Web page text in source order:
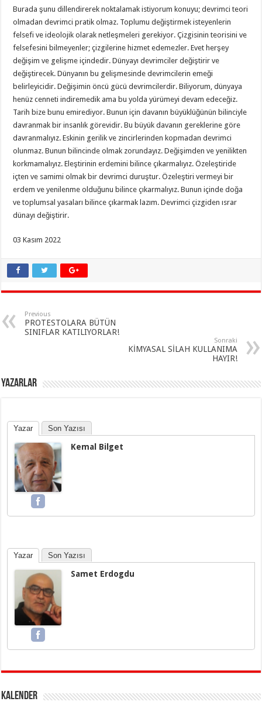
Burada şunu dillendirerek noktalamak istiyorum konuyu; devrimci teori
olmadan devrimci pratik olmaz. Toplumu değiştirmek isteyenlerin
felsefi ve ideolojik olarak netleşmeleri gerekiyor. Çizgisinin teorisini ve
felsefesini bilmeyenler; çizgilerine hizmet edemezler. Evet herşey
değişim ve gelişme içindedir. Dünyayı devrimciler değiştirir ve
değiştirecek. Dünyanın bu gelişmesinde devrimcilerin emeği
belirleyicidir. Değişimin öncü gücü devrimcilerdir. Biliyorum, dünyaya
henüz cenneti indiremedik ama bu yolda yürümeyi devam edeceğiz.
Tarih bize bunu emirediyor. Bunun için davanın büyüklüğünün bilinciyle
davranmak bir insanlık görevidir. Bu büyük davanın gereklerine göre
davranmalıyız. Eskinin gerilik ve zincirlerinden kopmadan devrimci
olunmaz. Bunun bilincinde olmak zorundayız. Değişimden ve yenilikten
korkmamalıyız. Eleştirinin erdemini bilince çıkarmalıyız. Özeleştiride
içten ve samimi olmak bir devrimci duruştur. Özeleştiri vermeyi bir
erdem ve yenilenme olduğunu bilince çıkarmalıyız. Bunun içinde doğa
ve toplumsal yasaları bilince çıkarmak lazım. Devrimci çizgiden ısrar
dünayı değiştirir.
03 Kasım 2022
Previous
PROTESTOLARA BÜTÜN
SINIFLAR KATILIYORLAR!
Sonraki
KİMYASAL SİLAH KULLANIMA
HAYIR!
YAZARLAR
Yazar Son Yazısı
Kemal Bilget
Yazar Son Yazısı
Samet Erdogdu
KALENDER